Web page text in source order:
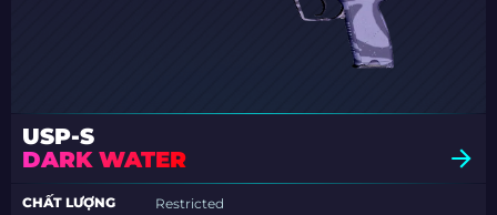
USP-S
DARK WATER
CHẤT LƯỢNG
Restricted